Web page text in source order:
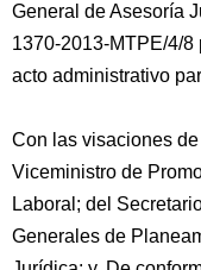
General de Asesoría
1370-2013-MTPE/4/
acto administrativo
Con las visaciones
Viceministro de
Laboral; del
Generales de